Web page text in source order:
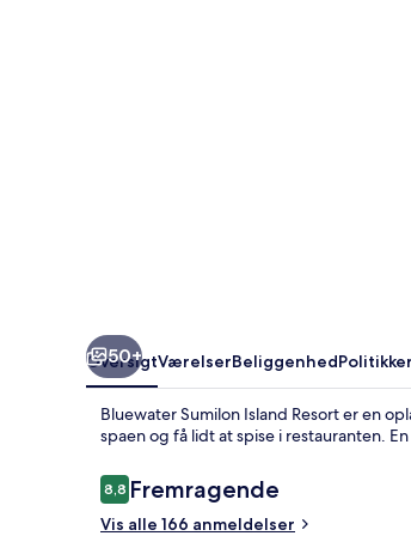
50+
OversigtVærelserBeliggenhedPolitikker
Bluewater Sumilon Island Resort er en
spaen og få lidt at spise i restauranten.
Anmeldelser
8,88,8 ud af 10.
Fremragende
Vis alle 166 anmeldelser